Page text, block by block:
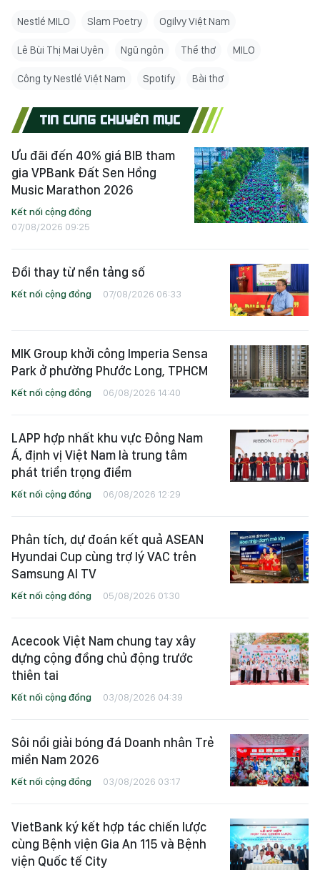
Nestlé MILO Slam Poetry Ogilvy Việt Nam
Lê Bùi Thị Mai Uyên Ngũ ngôn Thể thơ MILO
Công ty Nestlé Việt Nam Spotify Bài thơ
TIN CÙNG CHUYÊN MỤC
Ưu đãi đến 40% giá BIB tham
gia VPBank Đất Sen Hồng
Music Marathon 2026
Kết nối cộng đồng
07/08/2026 09:25
Đổi thay từ nền tảng số
Kết nối cộng đồng 07/08/2026 06:33
MIK Group khởi công Imperia Sensa
Park ở phường Phước Long, TPHCM
Kết nối cộng đồng 06/08/2026 14:40
LAPP hợp nhất khu vực Đông Nam
Á, định vị Việt Nam là trung tâm
phát triển trọng điểm
Kết nối cộng đồng 06/08/2026 12:29
Phân tích, dự đoán kết quả ASEAN
Hyundai Cup cùng trợ lý VAC trên
Samsung AI TV
Kết nối cộng đồng 05/08/2026 01:30
Acecook Việt Nam chung tay xây
dựng cộng đồng chủ động trước
thiên tai
Kết nối cộng đồng 03/08/2026 04:39
Sôi nổi giải bóng đá Doanh nhân Trẻ
miền Nam 2026
Kết nối cộng đồng 03/08/2026 03:17
VietBank ký kết hợp tác chiến lược
cùng Bệnh viện Gia An 115 và Bệnh
viện Quốc tế City